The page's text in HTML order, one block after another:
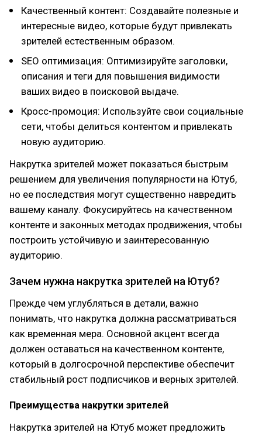
Качественный контент: Создавайте полезные и
интересные видео, которые будут привлекать
зрителей естественным образом.
SEO оптимизация: Оптимизируйте заголовки,
описания и теги для повышения видимости
ваших видео в поисковой выдаче.
Кросс-промоция: Используйте свои социальные
сети, чтобы делиться контентом и привлекать
новую аудиторию.
Накрутка зрителей может показаться быстрым
решением для увеличения популярности на Ютуб,
но ее последствия могут существенно навредить
вашему каналу. Фокусируйтесь на качественном
контенте и законных методах продвижения, чтобы
построить устойчивую и заинтересованную
аудиторию.
Зачем нужна накрутка зрителей на Ютуб?
Прежде чем углубляться в детали, важно
понимать, что накрутка должна рассматриваться
как временная мера. Основной акцент всегда
должен оставаться на качественном контенте,
который в долгосрочной перспективе обеспечит
стабильный рост подписчиков и верных зрителей.
Преимущества накрутки зрителей
Накрутка зрителей на Ютуб может предложить